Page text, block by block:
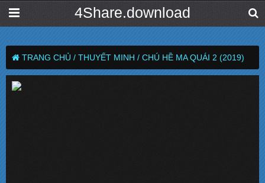
4Share.download
TRANG CHỦ / THUYẾT MINH / CHÚ HỀ MA QUÁI 2 (2019)